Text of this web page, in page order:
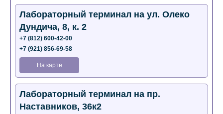
Лабораторный терминал на ул. Олеко
Дундича, 8, к. 2
+7 (812) 600-42-00
+7 (921) 856-69-58
На карте
Лабораторный терминал на пр.
Наставников, 36к2